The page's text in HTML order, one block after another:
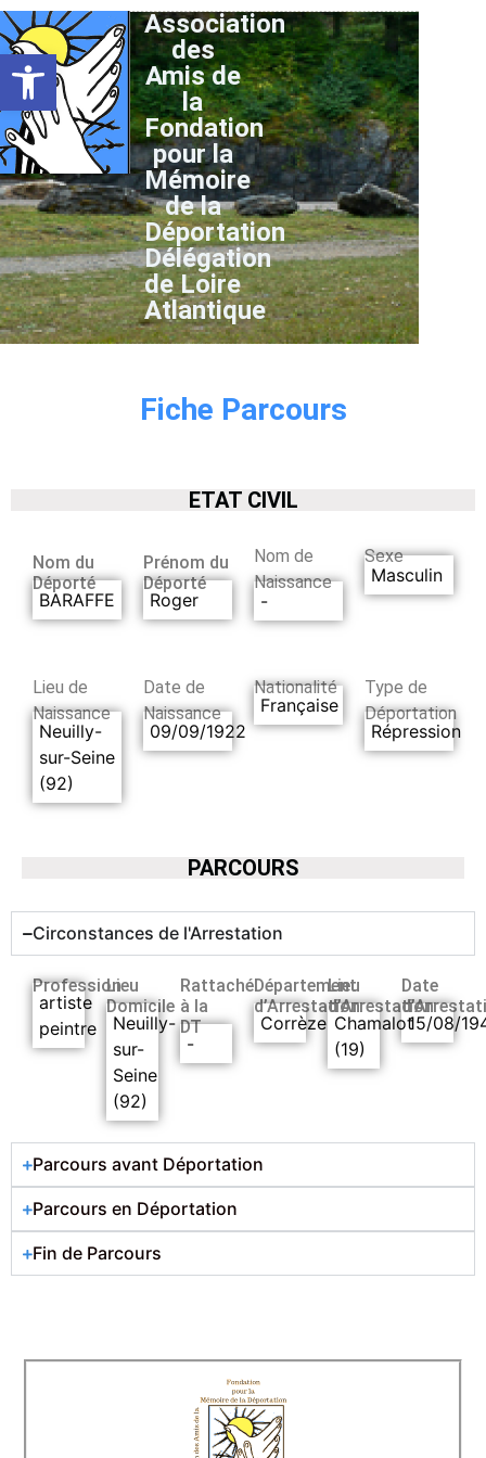
Ouvrir la barre d’outils
Association
des
Amis de
la
Fondation
pour la
Mémoire
de la
Déportation
Délégation
de Loire
Atlantique
Fiche Parcours
ETAT CIVIL
Nom du
Déporté
BARAFFE
Prénom du
Déporté
Roger
Nom de
Naissance
-
Sexe
Masculin
Lieu de
Naissance
Neuilly-
sur-Seine
(92)
Date de
Naissance
09/09/1922
Nationalité
Française
Type de
Déportation
Répression
PARCOURS
Circonstances de l'Arrestation
Profession
artiste
peintre
Lieu
Domicile
Neuilly-
sur-
Seine
(92)
Rattaché
à la
DT
-
Département
d’Arrestation
Corrèze
Lieu
d’Arrestation
Chamalot
(19)
Date
15/08/
Parcours avant Déportation
Parcours en Déportation
Fin de Parcours